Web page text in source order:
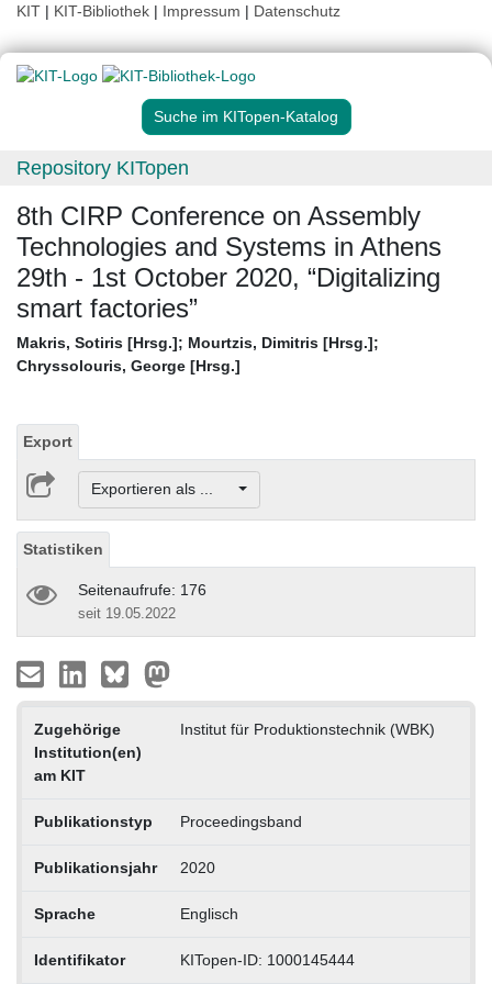
KIT | KIT-Bibliothek | Impressum | Datenschutz
Suche im KITopen-Katalog
Repository KITopen
8th CIRP Conference on Assembly
Technologies and Systems in Athens
29th - 1st October 2020, “Digitalizing
smart factories”
Makris, Sotiris [Hrsg.]; Mourtzis, Dimitris [Hrsg.];
Chryssolouris, George [Hrsg.]
Export
Exportieren als ...
Statistiken
Seitenaufrufe: 176
seit 19.05.2022
Zugehörige
Institution(en)
am KIT
Institut für Produktionstechnik (WBK)
Publikationstyp Proceedingsband
Publikationsjahr 2020
Sprache Englisch
Identifikator KITopen-ID: 1000145444